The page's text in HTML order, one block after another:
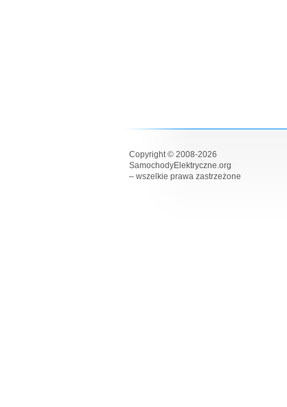
Copyright © 2008-2026
SamochodyElektryczne.org
– wszelkie prawa zastrzeżone